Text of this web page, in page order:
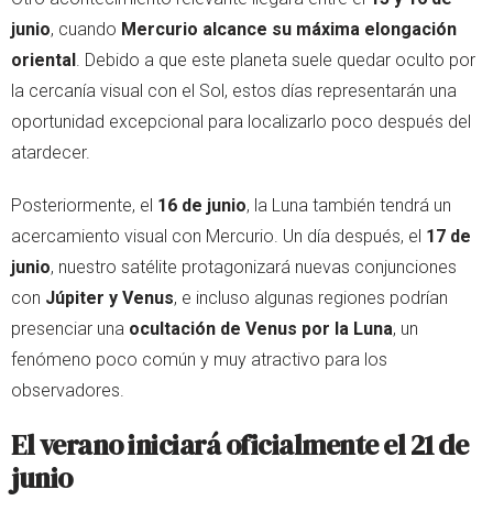
junio, cuando Mercurio alcance su máxima elongación
oriental. Debido a que este planeta suele quedar oculto por
la cercanía visual con el Sol, estos días representarán una
oportunidad excepcional para localizarlo poco después del
atardecer.
Posteriormente, el 16 de junio, la Luna también tendrá un
acercamiento visual con Mercurio. Un día después, el 17 de
junio, nuestro satélite protagonizará nuevas conjunciones
con Júpiter y Venus, e incluso algunas regiones podrían
presenciar una ocultación de Venus por la Luna, un
fenómeno poco común y muy atractivo para los
observadores.
El verano iniciará oficialmente el 21 de
junio